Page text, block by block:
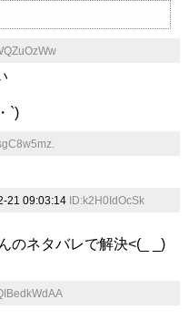
`)
21 09:03:14 ID:k2H0IdOcSk
のネタバレで解決<(_ _)